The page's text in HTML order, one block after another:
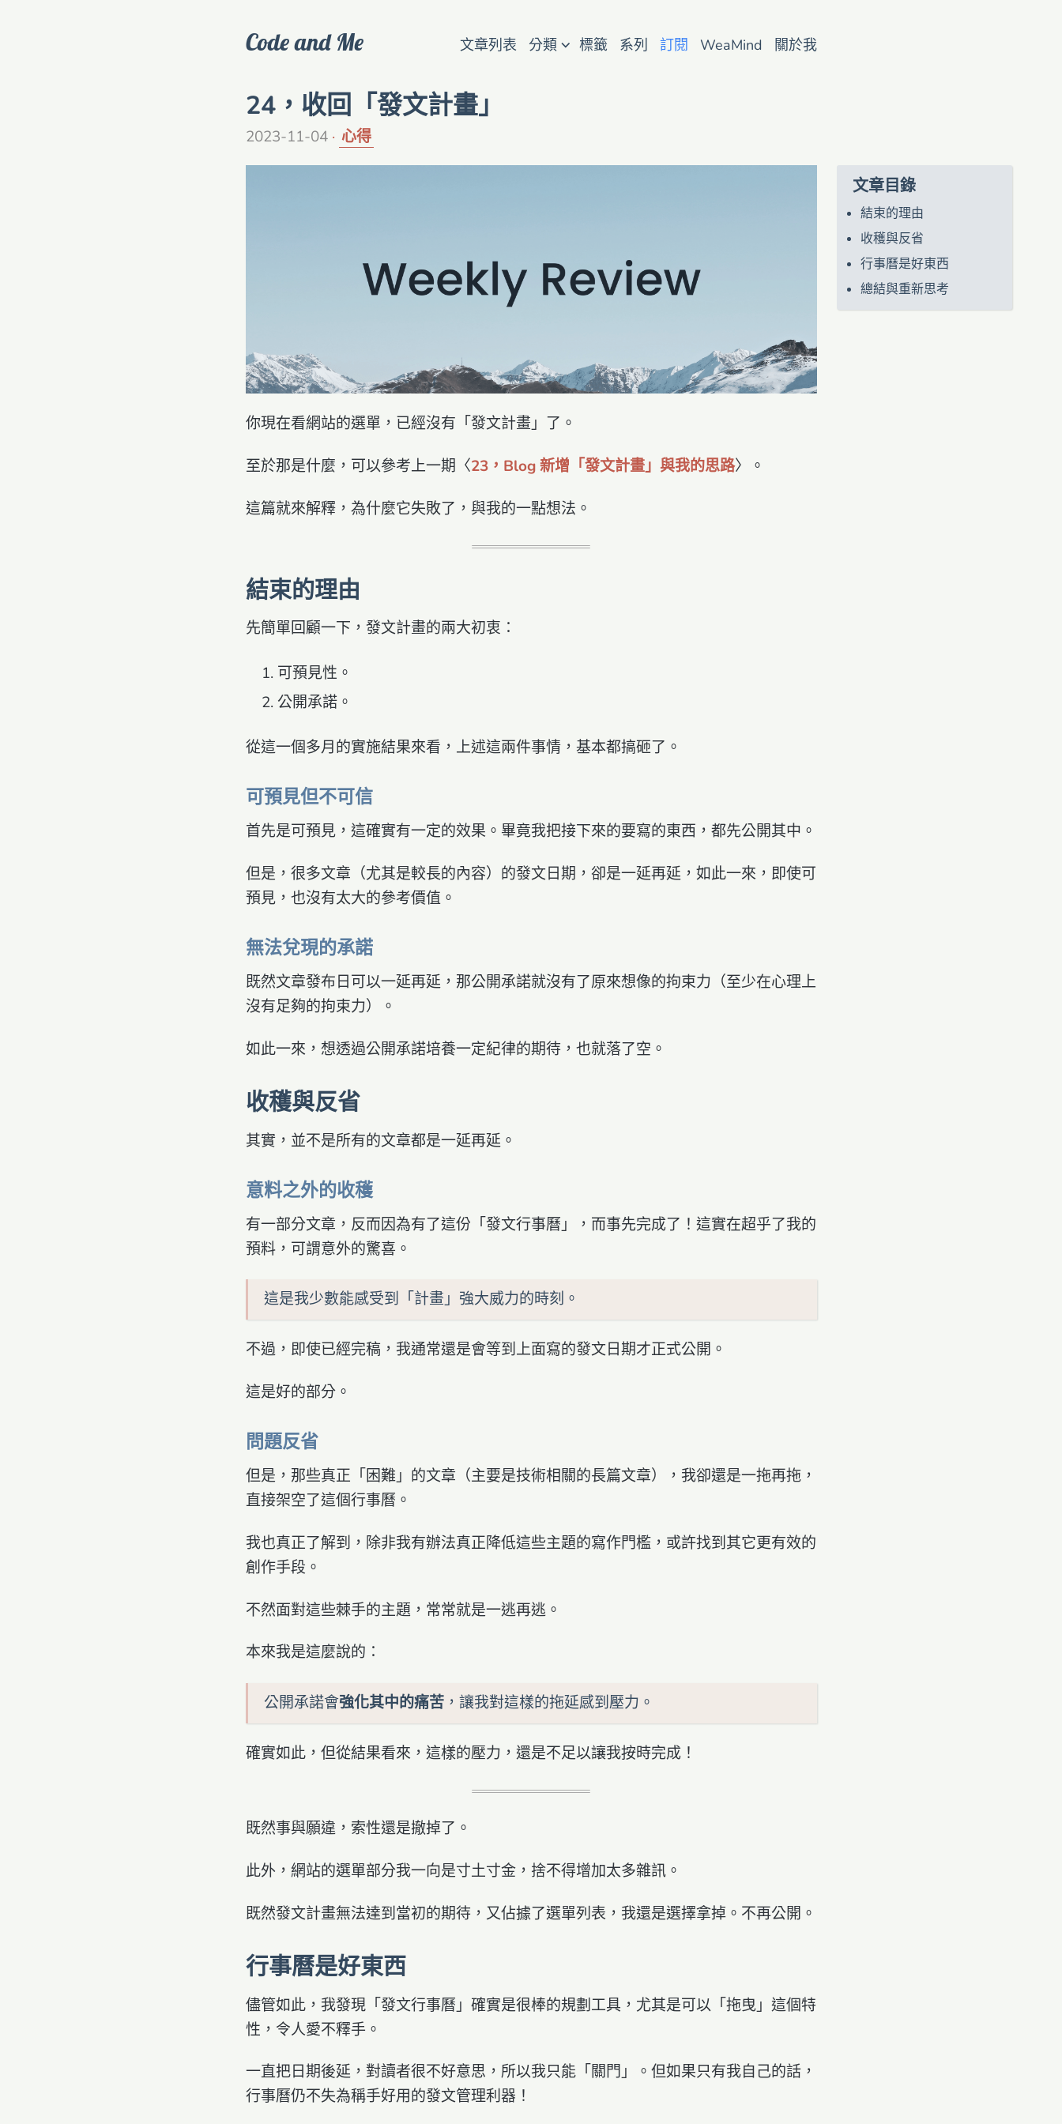
Code and Me 文章列表 分類 ⌵ 標籤 系列 訂閱 WeaMind 關於我
24，收回「發文計畫」
2023-11-04 心得
文章目錄
結束的理由
收穫與反省
行事曆是好東西
總結與重新思考
你現在看網站的選單，已經沒有「發文計畫」了。
至於那是什麼，可以參考上一期〈23，Blog 新增「發文計畫」與我的思路〉。
這篇就來解釋，為什麼它失敗了，與我的一點想法。
結束的理由
先簡單回顧一下，發文計畫的兩大初衷：
可預見性。
公開承諾。
從這一個多月的實施結果來看，上述這兩件事情，基本都搞砸了。
可預見但不可信
首先是可預見，這確實有一定的效果。畢竟我把接下來的要寫的東西，都先公開其中。
但是，很多文章（尤其是較長的內容）的發文日期，卻是一延再延，如此一來，即使可
預見，也沒有太大的參考價值。
無法兌現的承諾
既然文章發布日可以一延再延，那公開承諾就沒有了原來想像的拘束力（至少在心理上
沒有足夠的拘束力）。
如此一來，想透過公開承諾培養一定紀律的期待，也就落了空。
收穫與反省
其實，並不是所有的文章都是一延再延。
意料之外的收穫
有一部分文章，反而因為有了這份「發文行事曆」，而事先完成了！這實在超乎了我的
預料，可謂意外的驚喜。
這是我少數能感受到「計畫」強大威力的時刻。
不過，即使已經完稿，我通常還是會等到上面寫的發文日期才正式公開。
這是好的部分。
問題反省
但是，那些真正「困難」的文章（主要是技術相關的長篇文章），我卻還是一拖再拖，
直接架空了這個行事曆。
我也真正了解到，除非我有辦法真正降低這些主題的寫作門檻，或許找到其它更有效的
創作手段。
不然面對這些棘手的主題，常常就是一逃再逃。
本來我是這麼說的：
公開承諾會強化其中的痛苦，讓我對這樣的拖延感到壓力。
確實如此，但從結果看來，這樣的壓力，還是不足以讓我按時完成！
既然事與願違，索性還是撤掉了。
此外，網站的選單部分我一向是寸土寸金，捨不得增加太多雜訊。
既然發文計畫無法達到當初的期待，又佔據了選單列表，我還是選擇拿掉。不再公開。
行事曆是好東西
儘管如此，我發現「發文行事曆」確實是很棒的規劃工具，尤其是可以「拖曳」這個特
性，令人愛不釋手。
一直把日期後延，對讀者很不好意思，所以我只能「關門」。但如果只有我自己的話，
行事曆仍不失為稱手好用的發文管理利器！